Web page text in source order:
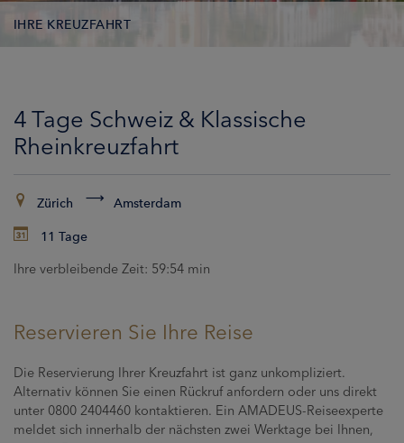
IHRE KREUZFAHRT
KABINEN
4 Tage Schweiz & Klassische
Rheinkreuzfahrt
Zürich Amsterdam
11 Tage
Ihre verbleibende Zeit: 59:53 min
Reservieren Sie Ihre Reise
Die Reservierung Ihrer Kreuzfahrt ist ganz unkompliziert.
Alternativ können Sie einen Rückruf anfordern oder uns direkt
unter 0800 2404460 kontaktieren. Ein AMADEUS-Reiseexperte
meldet sich innerhalb der nächsten zwei Werktage bei Ihnen,